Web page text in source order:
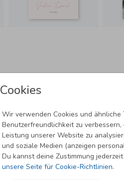
Cookies
Wir verwenden Cookies und ähnliche
Benutzerfreundlichkeit zu
Leistung unserer Website zu
und soziale Medien (anzeigen
Du kannst deine Zustimmung
unsere Seite für Cookie-Richtlinien.
Newsletter
Melde Dich zu unserem